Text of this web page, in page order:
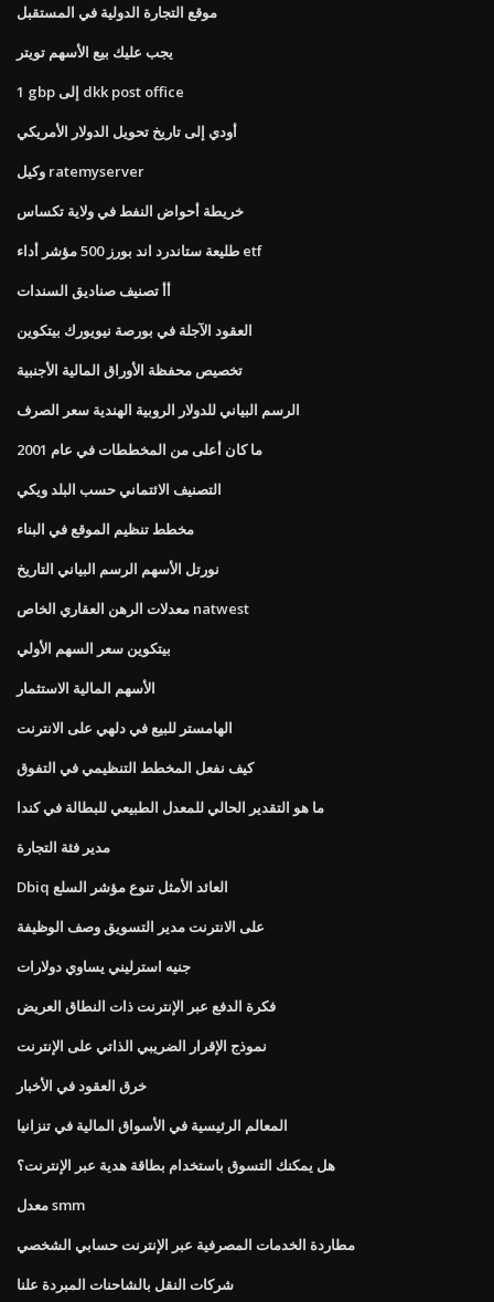
موقع التجارة الدولية في المستقبل
يجب عليك بيع الأسهم تويتر
1 gbp إلى dkk post office
أودي إلى تاريخ تحويل الدولار الأمريكي
وكيل ratemyserver
خريطة أحواض النفط في ولاية تكساس
طليعة ستاندرد اند بورز 500 مؤشر أداء etf
أأ تصنيف صناديق السندات
العقود الآجلة في بورصة نيويورك بيتكوين
تخصيص محفظة الأوراق المالية الأجنبية
الرسم البياني للدولار الروبية الهندية سعر الصرف
ما كان أعلى من المخططات في عام 2001
التصنيف الائتماني حسب البلد ويكي
مخطط تنظيم الموقع في البناء
نورتل الأسهم الرسم البياني التاريخ
معدلات الرهن العقاري الخاص natwest
بيتكوين سعر السهم الأولي
الأسهم المالية الاستثمار
الهامستر للبيع في دلهي على الانترنت
كيف نفعل المخطط التنظيمي في التفوق
ما هو التقدير الحالي للمعدل الطبيعي للبطالة في كندا
مدير فئة التجارة
Dbiq العائد الأمثل تنوع مؤشر السلع
على الانترنت مدير التسويق وصف الوظيفة
جنيه استرليني يساوي دولارات
فكرة الدفع عبر الإنترنت ذات النطاق العريض
نموذج الإقرار الضريبي الذاتي على الإنترنت
خرق العقود في الأخبار
المعالم الرئيسية في الأسواق المالية في تنزانيا
هل يمكنك التسوق باستخدام بطاقة هدية عبر الإنترنت؟
معدل smm
مطاردة الخدمات المصرفية عبر الإنترنت حسابي الشخصي
شركات النقل بالشاحنات المبردة علنا